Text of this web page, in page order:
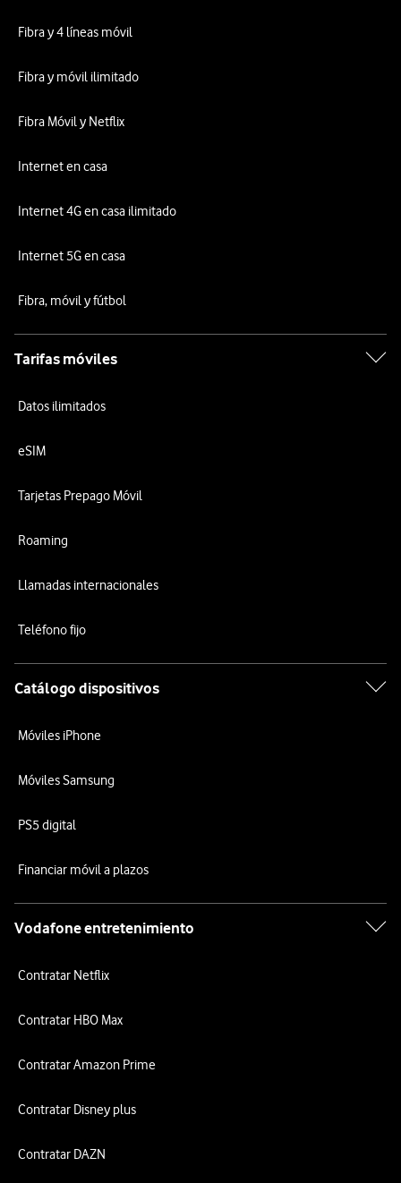
Fibra y 4 líneas móvil
Fibra y móvil ilimitado
Fibra Móvil y Netflix
Internet en casa
Internet 4G en casa ilimitado
Internet 5G en casa
Fibra, móvil y fútbol
Tarifas móviles
Datos ilimitados
eSIM
Tarjetas Prepago Móvil
Roaming
Llamadas internacionales
Teléfono fijo
Catálogo dispositivos
Móviles iPhone
Móviles Samsung
PS5 digital
Financiar móvil a plazos
Vodafone entretenimiento
Contratar Netflix
Contratar HBO Max
Contratar Amazon Prime
Contratar Disney plus
Contratar DAZN